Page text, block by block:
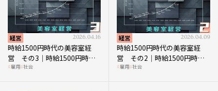
経営 2026.04.16
時給1500円時代の美容室経
営 その3｜時給1500円時
代、美容業はどのような影響
雇用 社会
経営 2026.04.09
時給1500円時代の美容室経
営 その2｜時給1500円時代
に支払う給与はいくらなのか
雇用 社会